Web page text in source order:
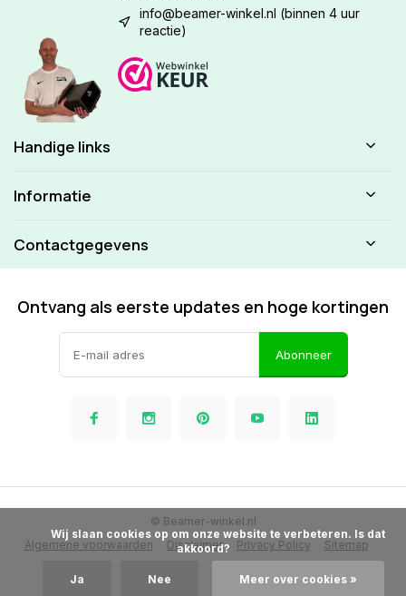
info@beamer-winkel.nl (binnen 4 uur
reactie)
Handige links
Informatie
Contactgegevens
Ontvang als eerste updates en hoge kortingen
Abonneer
Algemene voorwaarden Disclaimer Privacy Policy Sitemap
© Beamer-winkel.nl
akkoord?
Ja Nee Meer over cookies »